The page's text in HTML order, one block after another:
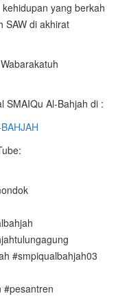
yang berkah
SAW di akhirat
SMAIQu Al-Bahjah di :
#smpiqualbahjah03
#pesantren